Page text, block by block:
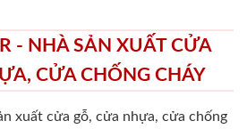
- NHÀ SẢN XUẤT CỬA
CỬA CHỐNG CHÁY
xuất cửa gỗ, cửa nhựa, cửa chống